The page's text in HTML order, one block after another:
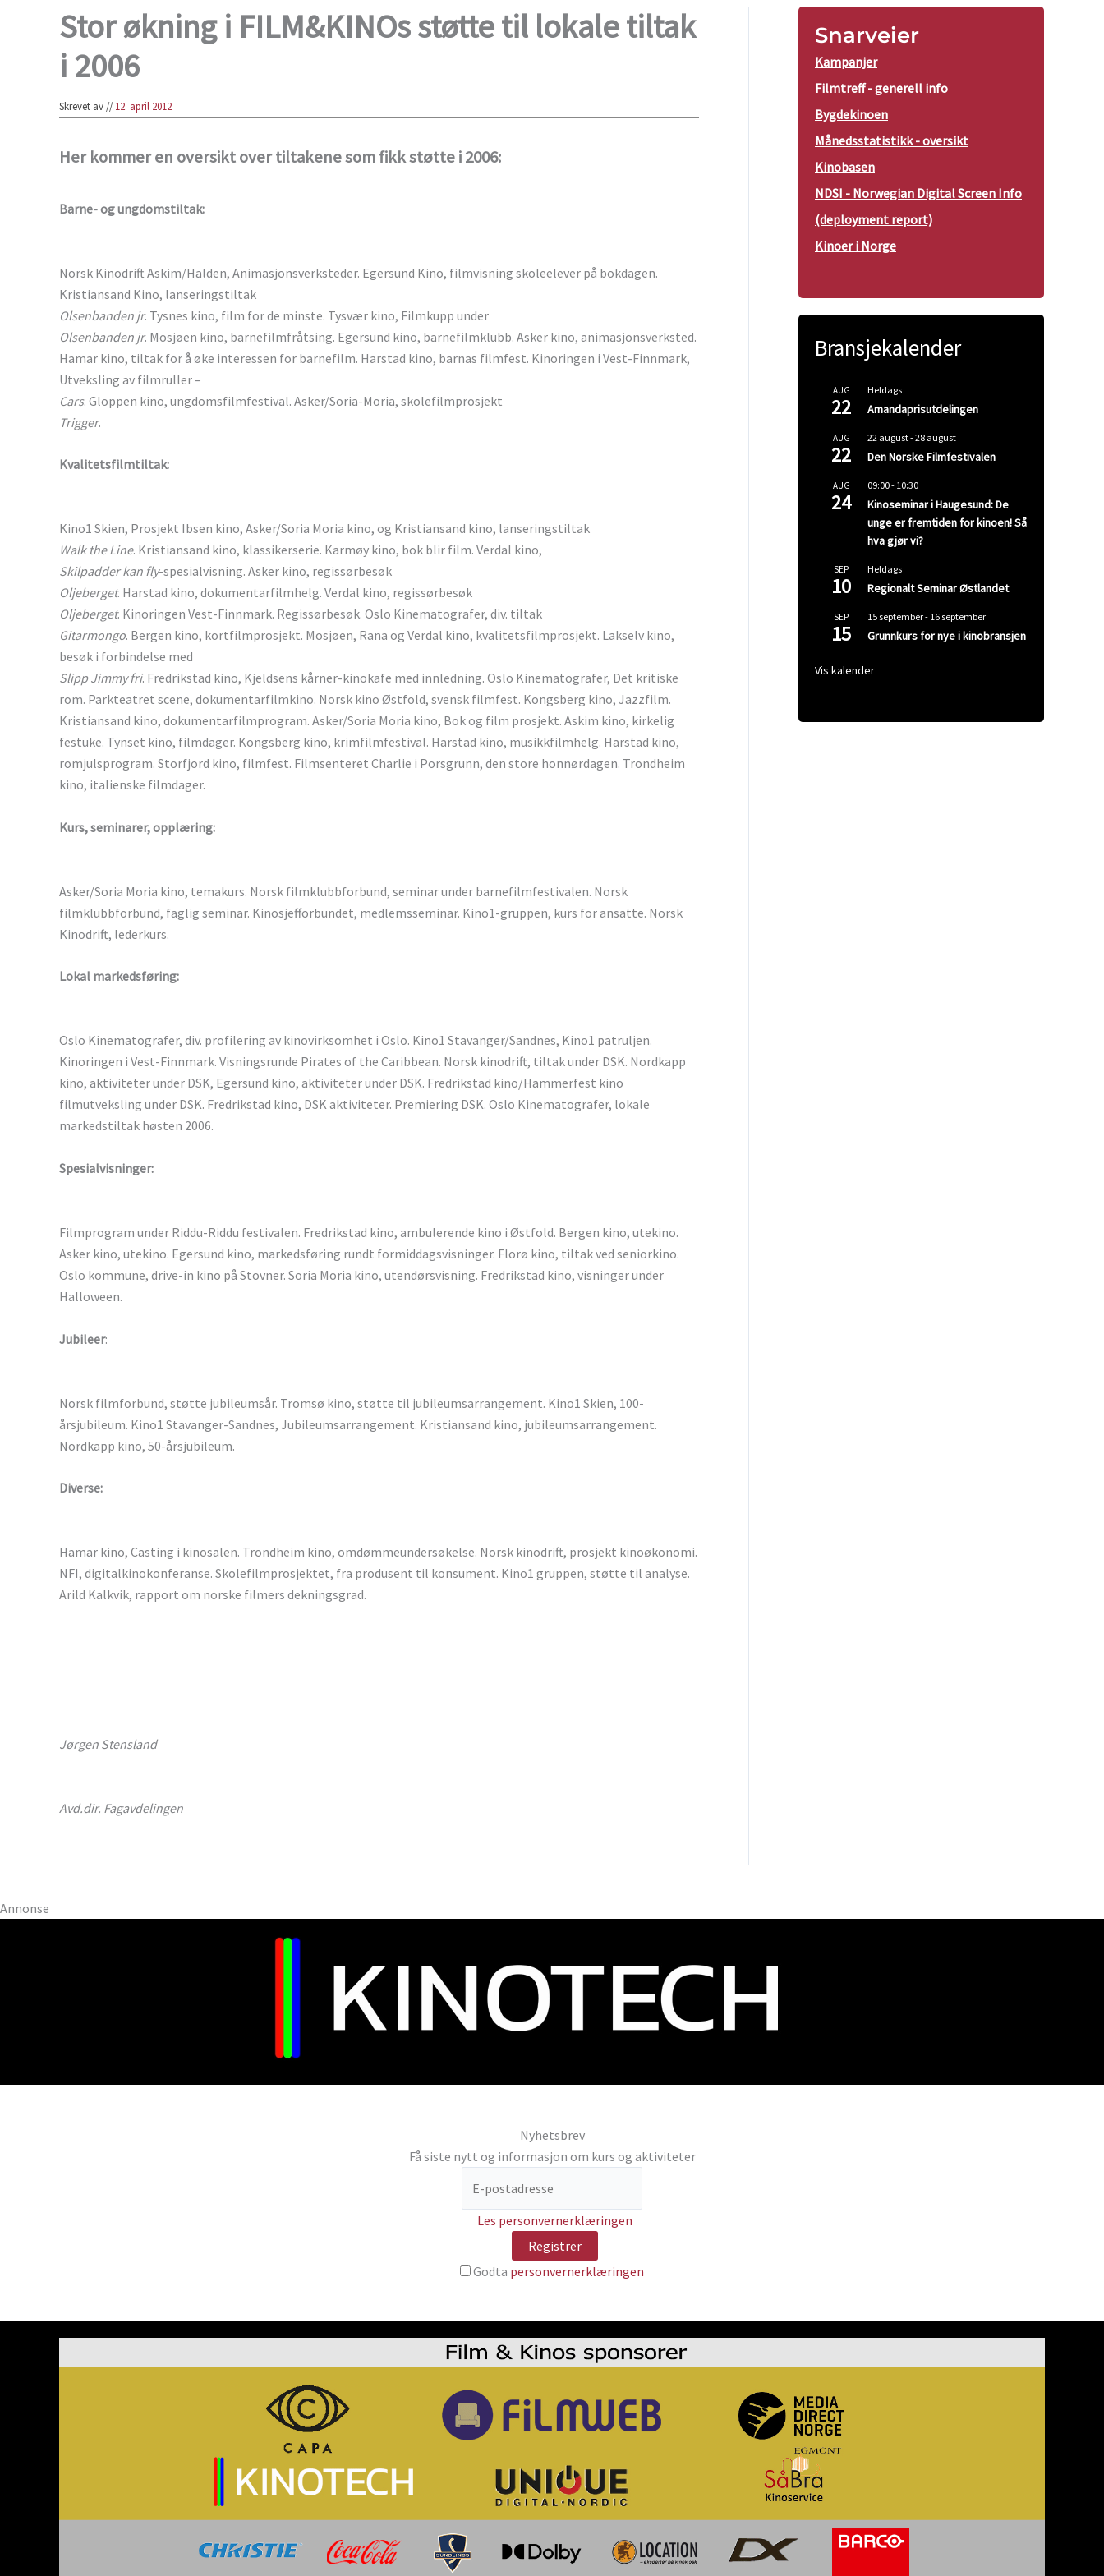
Stor økning i FILM&KINOs støtte til lokale tiltak
i 2006
Skrevet av//12. april 2012
Her kommer en oversikt over tiltakene som fikk støtte i 2006:
Barne- og ungdomstiltak:
Norsk Kinodrift Askim/Halden, Animasjonsverksteder. Egersund Kino, filmvisning skoleelever på bokdagen.
Kristiansand Kino, lanseringstiltak
Olsenbanden jr. Tysnes kino, film for de minste. Tysvær kino, Filmkupp under
Olsenbanden jr. Mosjøen kino, barnefilmfråtsing. Egersund kino, barnefilmklubb. Asker kino, animasjonsverksted.
Hamar kino, tiltak for å øke interessen for barnefilm. Harstad kino, barnas filmfest. Kinoringen i Vest-Finnmark,
Utveksling av filmruller –
Cars. Gloppen kino, ungdomsfilmfestival. Asker/Soria-Moria, skolefilmprosjekt
Trigger.
Kvalitetsfilmtiltak:
Kino1 Skien, Prosjekt Ibsen kino, Asker/Soria Moria kino, og Kristiansand kino, lanseringstiltak
Walk the Line. Kristiansand kino, klassikerserie. Karmøy kino, bok blir film. Verdal kino,
Skilpadder kan fly-spesialvisning. Asker kino, regissørbesøk
Oljeberget. Harstad kino, dokumentarfilmhelg. Verdal kino, regissørbesøk
Oljeberget. Kinoringen Vest-Finnmark. Regissørbesøk. Oslo Kinematografer, div. tiltak
Gitarmongo. Bergen kino, kortfilmprosjekt. Mosjøen, Rana og Verdal kino, kvalitetsfilmprosjekt. Lakselv kino,
besøk i forbindelse med
Slipp Jimmy fri. Fredrikstad kino, Kjeldsens kårner-kinokafe med innledning. Oslo Kinematografer, Det kritiske
rom. Parkteatret scene, dokumentarfilmkino. Norsk kino Østfold, svensk filmfest. Kongsberg kino, Jazzfilm.
Kristiansand kino, dokumentarfilmprogram. Asker/Soria Moria kino, Bok og film prosjekt. Askim kino, kirkelig
festuke. Tynset kino, filmdager. Kongsberg kino, krimfilmfestival. Harstad kino, musikkfilmhelg. Harstad kino,
romjulsprogram. Storfjord kino, filmfest. Filmsenteret Charlie i Porsgrunn, den store honnørdagen. Trondheim
kino, italienske filmdager.
Kurs, seminarer, opplæring:
Asker/Soria Moria kino, temakurs. Norsk filmklubbforbund, seminar under barnefilmfestivalen. Norsk
filmklubbforbund, faglig seminar. Kinosjefforbundet, medlemsseminar. Kino1-gruppen, kurs for ansatte. Norsk
Kinodrift, lederkurs.
Lokal markedsføring:
Oslo Kinematografer, div. profilering av kinovirksomhet i Oslo. Kino1 Stavanger/Sandnes, Kino1 patruljen.
Kinoringen i Vest-Finnmark. Visningsrunde Pirates of the Caribbean. Norsk kinodrift, tiltak under DSK. Nordkapp
kino, aktiviteter under DSK, Egersund kino, aktiviteter under DSK. Fredrikstad kino/Hammerfest kino
filmutveksling under DSK. Fredrikstad kino, DSK aktiviteter. Premiering DSK. Oslo Kinematografer, lokale
markedstiltak høsten 2006.
Spesialvisninger:
Filmprogram under Riddu-Riddu festivalen. Fredrikstad kino, ambulerende kino i Østfold. Bergen kino, utekino.
Asker kino, utekino. Egersund kino, markedsføring rundt formiddagsvisninger. Florø kino, tiltak ved seniorkino.
Oslo kommune, drive-in kino på Stovner. Soria Moria kino, utendørsvisning. Fredrikstad kino, visninger under
Halloween.
Jubileer:
Norsk filmforbund, støtte jubileumsår. Tromsø kino, støtte til jubileumsarrangement. Kino1 Skien, 100-
årsjubileum. Kino1 Stavanger-Sandnes, Jubileumsarrangement. Kristiansand kino, jubileumsarrangement.
Nordkapp kino, 50-årsjubileum.
Diverse:
Hamar kino, Casting i kinosalen. Trondheim kino, omdømmeundersøkelse. Norsk kinodrift, prosjekt kinoøkonomi.
NFI, digitalkinokonferanse. Skolefilmprosjektet, fra produsent til konsument. Kino1 gruppen, støtte til analyse.
Arild Kalkvik, rapport om norske filmers dekningsgrad.
Jørgen Stensland
Avd.dir. Fagavdelingen
Snarveier
Kampanjer
Filmtreff - generell info
Bygdekinoen
Månedsstatistikk - oversikt
Kinobasen
NDSI - Norwegian Digital Screen Info
(deployment report)
Kinoer i Norge
Bransjekalender
AUG
22
Heldags
Amandaprisutdelingen
AUG
22
22 august-28 august
Den Norske Filmfestivalen
AUG
24
09:00- 10:30
Kinoseminar i Haugesund: De
unge er fremtiden for kinoen! Så
hva gjør vi?
SEP
10
Heldags
Regionalt Seminar Østlandet
SEP
15
15 september- 16 september
Grunnkurs for nye i kinobransjen
Vis kalender
Annonse
Nyhetsbrev
Få siste nytt og informasjon om kurs og aktiviteter
Les personvernerklæringen
Godta personvernerklæringen